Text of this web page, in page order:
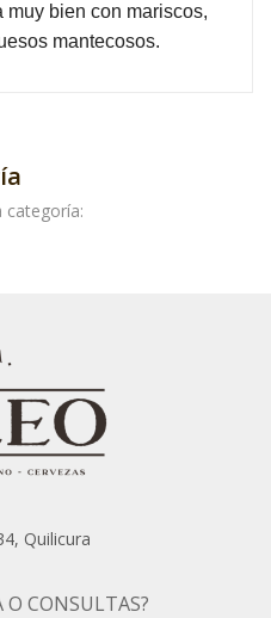
muy bien con mariscos,
mantecosos.
Quilicura
O CONSULTAS?